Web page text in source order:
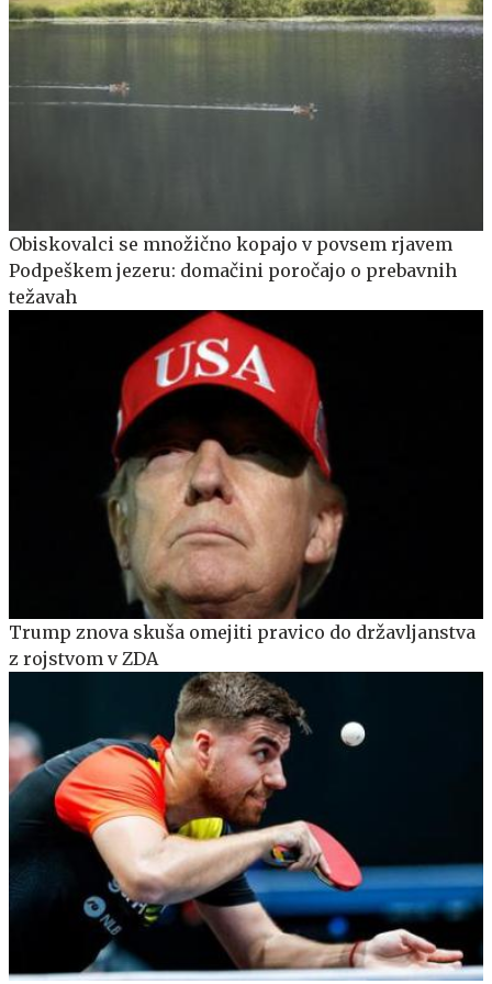
Obiskovalci se množično kopajo v povsem rjavem
Podpeškem jezeru: domačini poročajo o prebavnih
težavah
Trump znova skuša omejiti pravico do državljanstva
z rojstvom v ZDA